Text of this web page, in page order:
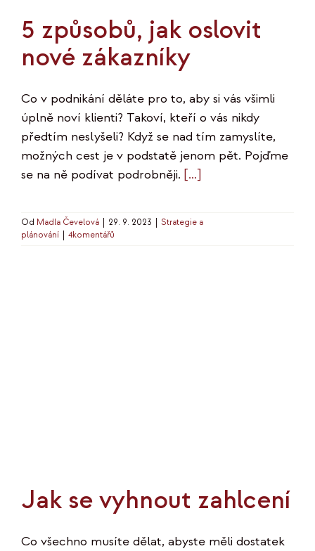
5 způsobů, jak oslovit
nové zákazníky
Co v podnikání děláte pro to, aby si vás všimli
úplně noví klienti? Takoví, kteří o vás nikdy
předtím neslyšeli? Když se nad tím zamyslíte,
možných cest je v podstatě jenom pět. Pojďme
se na ně podívat podrobněji. […]
Od Madla Čevelová 29. 9. 2023
Strategie a
plánování
4komentářů
Jak se vyhnout zahlcení
Co všechno musíte dělat, abyste měli dostatek